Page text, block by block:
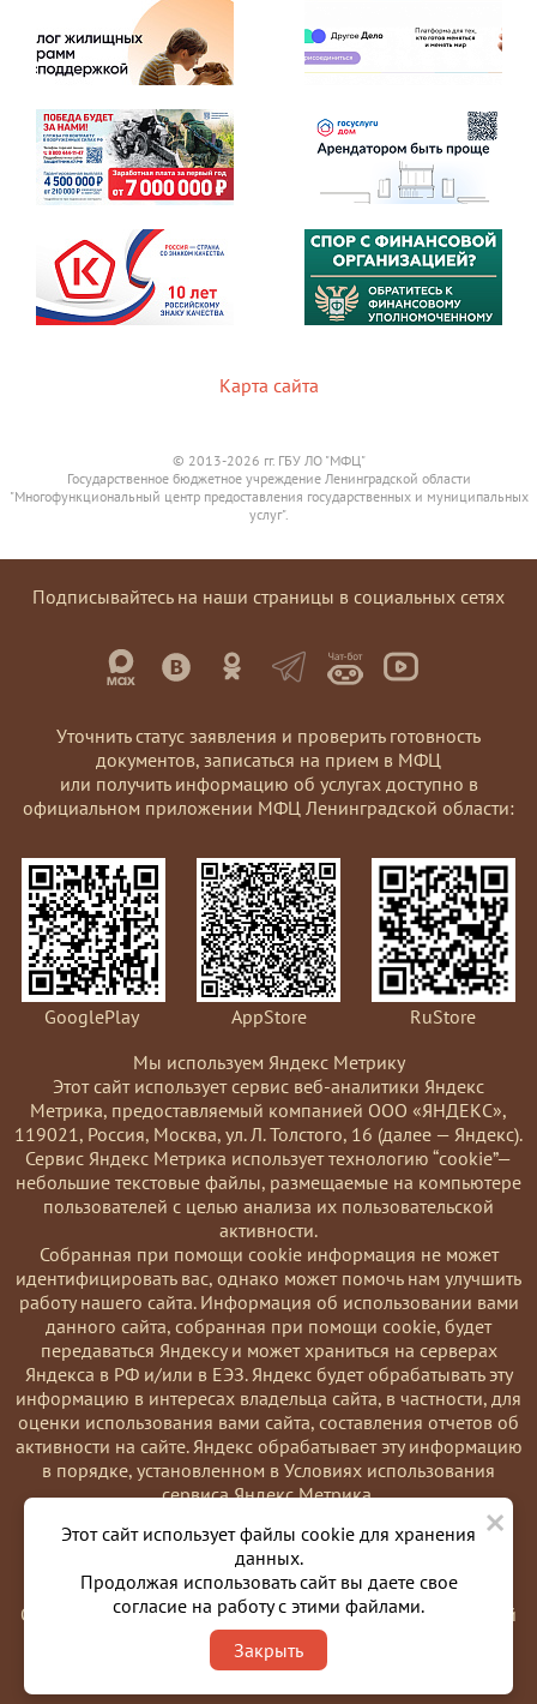
×
Этот сайт использует файлы cookie для хранения
данных.
Продолжая использовать сайт вы даете свое
согласие на работу с этими файлами.
Закрыть
Карта сайта
© 2013-2026 гг. ГБУ ЛО "МФЦ"
Государственное бюджетное учреждение Ленинградской области
"Многофункциональный центр предоставления государственных и муниципальных
услуг".
Подписывайтесь на наши страницы в социальных сетях
Уточнить статус заявления и проверить готовность
документов, записаться на прием в МФЦ
или получить информацию об услугах доступно в
официальном приложении МФЦ Ленинградской области:
GooglePlay AppStore
RuStore
Мы используем Яндекс Метрику
Этот сайт использует сервис веб-аналитики Яндекс
Метрика, предоставляемый компанией ООО «ЯНДЕКС»,
119021, Россия, Москва, ул. Л. Толстого, 16 (далее — Яндекс).
Сервис Яндекс Метрика использует технологию “cookie”—
небольшие текстовые файлы, размещаемые на компьютере
пользователей с целью анализа их пользовательской
активности.
Coбранная при помощи cookie информация не может
идентифицировать вас, однако может помочь нам улучшить
работу нашего сайта. Информация об использовании вами
данного сайта, собранная при помощи cookie, будет
передаваться Яндексу и может храниться на серверах
Яндекса в РФ и/или в ЕЭЗ. Яндекс будет обрабатывать эту
информацию в интересах владельца сайта, в частности, для
оценки использования вами сайта, составления отчетов об
активности на сайте. Яндекс обрабатывает эту информацию
в порядке, установленном в Условиях использования
сервиса Яндекс Метрика.
Вы можете отказаться от использования cookies, выбрав
соответствующие настройки в браузере. Также вы можете
использовать инструмент —
https://yandex.ru/support/metrika/general/opt-out.html
Однако это может повлиять на работу некоторых функций
сайта. Используя этот сайт, вы соглашаетесь на обработку
данных о вас в порядке и целях, указанных выше.